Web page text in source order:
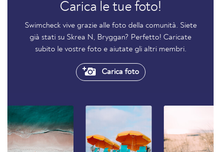
Carica le tue foto!
Swimcheck vive grazie alle foto della comunità. Siete
già stati su Skrea N, Bryggan? Perfetto! Caricate
subito le vostre foto e aiutate gli altri membri.
Carica foto